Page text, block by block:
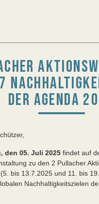
DER AGENDA
den 05. Juli 2025 findet auf
zu den 2 Pullacher
bis 13.7.2025 und 11. bis
Nachhaltigkeitszielen